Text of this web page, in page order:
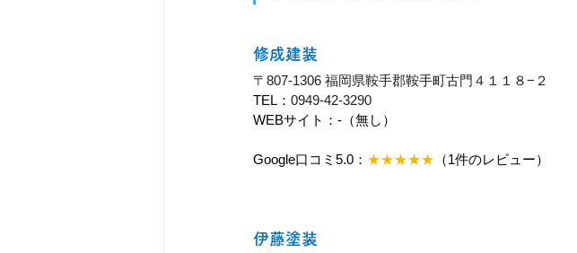
修成建装
〒807-1306 福岡県鞍手郡鞍手町古門４１１８−２
TEL： 0949-42-3290
WEBサイト：-（無し）
Google口コミ5.0： ★★★★★ （1件のレビュー）
伊藤塗装